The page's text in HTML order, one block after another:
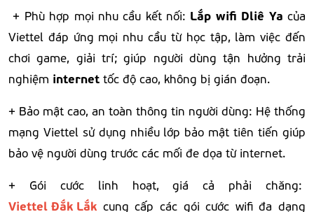
+ Phù hợp mọi nhu cầu kết nối: Lắp wifi Dliê Yacủa
Viettel đáp ứng mọi nhu cầu từ học tập, làm việc đến
chơi game, giải trí; giúp người dùng tận hưởng trải
nghiệm internet tốc độ cao, không bị gián đoạn.
+ Bảo mật cao, an toàn thông tin người dùng: Hệ thống
mạng Viettel sử dụng nhiều lớp bảo mật tiên tiến giúp
bảo vệ người dùng trước các mối đe dọa từ internet.
+ Gói cước linh hoạt, giá cả phải chăng:
Viettel Đắk Lắk cung cấp các gói cước wifi đa dạng